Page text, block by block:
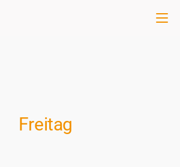
Freitag